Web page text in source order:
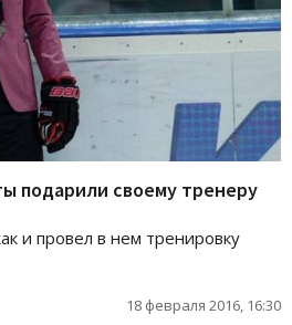
подарили своему тренеру
и провел в нем тренировку
18 февраля 2016, 16:30